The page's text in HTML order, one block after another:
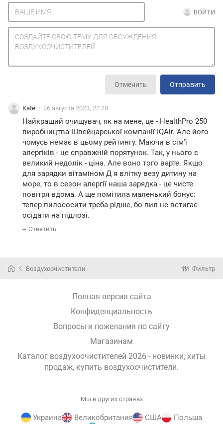
ВОЙТИ
Отменить Отправить
Kate 26 августа 2023, 22:28
Найкращий очищувач, як на мене, це - HealthPro 250
виробництва Швейцарської компанії IQAir. Але його
чомусь немає в цьому рейтингу. Маючи в сім'ї
алергіків - це справжній порятунок. Так, у нього є
великий недолік - ціна. Але воно того варте. Якщо
для зарядки вітаміном Д я влітку везу дитину на
море, то в сезон алергії наша зарядка - це чисте
повітря вдома. А ще помітила маленький бонус:
тепер пилососити треба рідше, бо пил не встигає
осідати на підлозі.
Ответить
Воздухоочистители Фильтр
Полная версия сайта
Конфиденциальность
Вопросы и пожелания по сайту
Магазинам
Каталог воздухоочистителей 2026 - новинки, хиты
продаж, купить воздухоочистители.
Мы в других странах
Украина Великобритания США
Польша